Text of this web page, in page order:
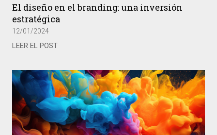
El diseño en el branding: una inversión
estratégica
12/01/2024
LEER EL POST